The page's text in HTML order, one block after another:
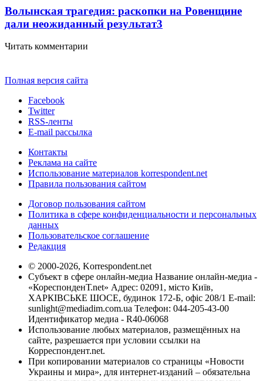
Волынская трагедия: раскопки на Ровенщине
дали неожиданный результат3
Читать комментарии
Полная версия сайта
Facebook
Twitter
RSS-ленты
E-mail рассылка
Контакты
Реклама на сайте
Использование материалов korrespondent.net
Правила пользования сайтом
Договор пользования сайтом
Политика в сфере конфиденциальности и персональных
данных
Пользовательское соглашение
Редакция
© 2000-2026, Korrespondent.net
Субъект в сфере онлайн-медиа Название онлайн-медиа -
«КореспонденТ.net» Адрес: 02091, місто Київ,
ХАРКІВСЬКЕ ШОСЕ, будинок 172-Б, офіс 208/1 E-mail:
sunlight@mediadim.com.ua Телефон: 044-205-43-00
Идентификатор медиа - R40-06068
Использование любых материалов, размещённых на
сайте, разрешается при условии ссылки на
Корреспондент.net.
При копировании материалов со страницы «Новости
Украины и мира», для интернет-изданий – обязательна